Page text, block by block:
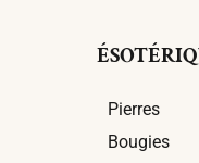
Pierres
Bougies